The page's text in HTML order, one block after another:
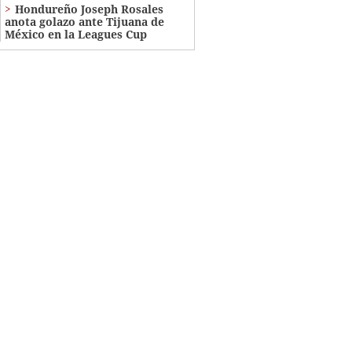
Hondureño Joseph Rosales
anota golazo ante Tijuana de
México en la Leagues Cup